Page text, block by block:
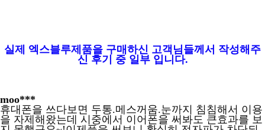
실제 엑스블루제품을 구매하신 고객님들께서 작성해주
신 후기 중 일부 입니다.
moo***
휴대폰을 쓰다보면 두통.메스꺼움.눈까지 침침해서 이용
을 자제해왔는데 시중에서 이어폰을 써봐도 큰효과를 보